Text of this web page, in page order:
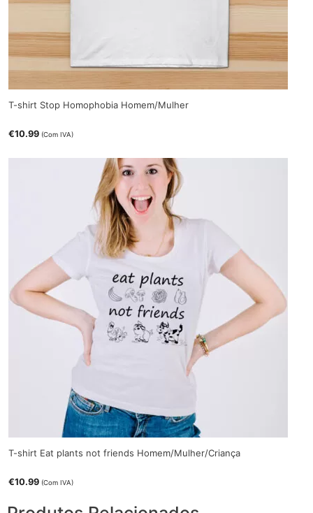
T-shirt Stop Homophobia Homem/Mulher
€10.99 (Com IVA)
T-shirt Eat plants not friends Homem/Mulher/Criança
€10.99 (Com IVA)